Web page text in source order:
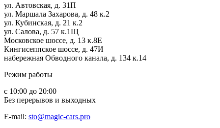
ул. Автовская, д. 31П
ул. Маршала Захарова, д. 48 к.2
ул. Кубинская, д. 21 к.2
ул. Салова, д. 57 к.1Щ
Московское шоссе, д. 13 к.8Е
Кингисеппское шоссе, д. 47И
набережная Обводного канала, д. 134 к.14
Режим работы
с 10:00 до 20:00
Без перерывов и выходных
E-mail: sto@magic-cars.pro